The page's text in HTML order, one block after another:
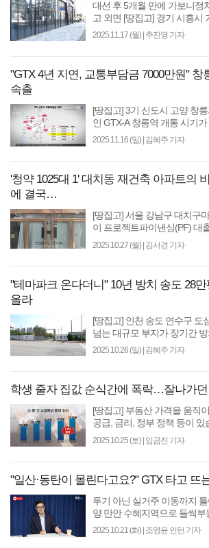
대선 후 5개월 만에 가보니정
고 외면 [땅집고] 경기 시흥시 거북섬 상업지구가 대
선 이후 오히려 더 빠르게 ‘침
2025.11.17 (월)| 추진영 기자
"GTX 4년 지연, 교통부담금 7000만원" 창
속출
[땅집고] 3기 신도시 고양 창
인 GTX-A 창릉역 개통 시기가
미뤄진 2030년으로 사실상 굳
(後)입주’를 약..
2025.11.16 (일)| 김혜주 기자
'청약 1025대 1' 대치동 재건축 아파트의
에 결국…
[땅집고] 서울 강남구 대치구
이 프로젝트파이낸싱(PF) 대
약 2300억원 자금난을 타개하
격화한다. 이..
2025.10.27 (월)| 김서경 기자
"테마파크 온다더니" 10년 방치 송도 28
올라
[땅집고] 인천 송도 연수구 도
넘는 대규모 부지가 장기간 방
지와 일대를 개발하는 ‘송도
2025.10.26 (일)| 김혜주 기자
학생 줄자 집값 순식간에 폭락…잘나가던
[땅집고] 부동산 가격을 움직
공급, 금리, 정부 정책 등이 있
조금 더 깊이 살펴보면 잘 드
2025.10.25 (토)| 임금진 기자
"일산·동탄이 몰린다고요?" GTX 타고 뜨
투기 아닌 실거주 이동까지
양 만안 수혜지역으로 들썩부
‘GTX’13조 민생지원금으로
집고] “이번 ..
2025.10.21 (화)| 조영윤 인턴 기자